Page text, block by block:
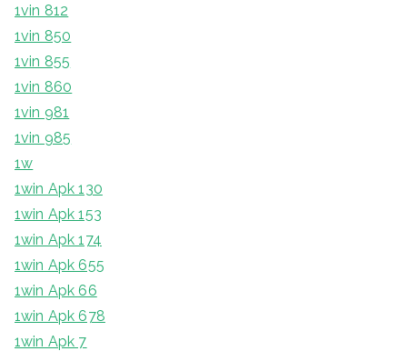
1vin 812
1vin 850
1vin 855
1vin 860
1vin 981
1vin 985
1w
1win Apk 130
1win Apk 153
1win Apk 174
1win Apk 655
1win Apk 66
1win Apk 678
1win Apk 7